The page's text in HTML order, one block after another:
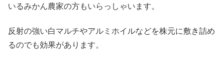
いるみかん農家の方もいらっしゃいます。
反射の強い白マルチやアルミホイルなどを株元に敷き詰め
るのでも効果があります。